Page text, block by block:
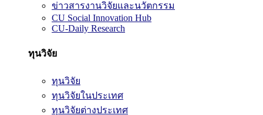
ข่าวสารงานวิจัยและนวัตกรรม
CU Social Innovation Hub
CU-Daily Research
ทุนวิจัย
ทุนวิจัย
ทุนวิจัยในประเทศ
ทุนวิจัยต่างประเทศ